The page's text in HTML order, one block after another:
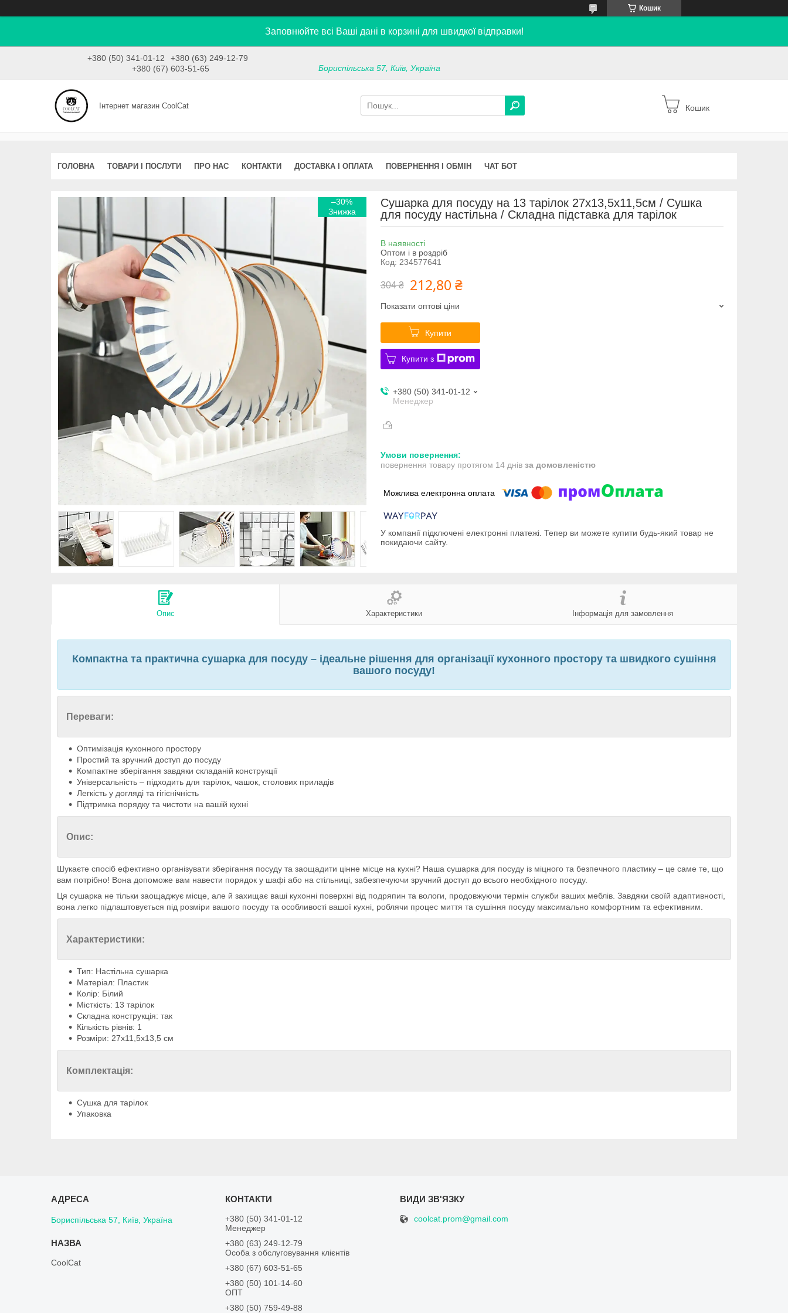
Кошик
Заповнюйте всі Ваші дані в корзині для швидкої відправки!
+380 (50) 341-01-12
+380 (63) 249-12-79
+380 (67) 603-51-65
Бориспільська 57, Київ, Україна
Інтернет магазин CoolCat Кошик
ГОЛОВНА ТОВАРИ І ПОСЛУГИ ПРО НАС КОНТАКТИ ДОСТАВКА І ОПЛАТА ПОВЕРНЕННЯ І ОБМІН ЧАТ БОТ
–30%
Сушарка для посуду на 13 тарілок 27х13,5х11,5см / Сушка
для посуду настільна / Складна підставка для тарілок
В наявності
Оптом і в роздріб
Код: 234577641
304 ₴ 212,80 ₴
Показати оптові ціни
Купити
Купити з
+380 (50) 341-01-12
Менеджер
повернення товару протягом 14 днів за домовленістю
У компанії підключені електронні платежі. Тепер ви можете купити будь-який товар не
покидаючи сайту.
Опис Характеристики Інформація для замовлення
Компактна та практична сушарка для посуду – ідеальне рішення для організації кухонного простору та швидкого сушіння
вашого посуду!
Переваги:
Оптимізація кухонного простору
Простий та зручний доступ до посуду
Компактне зберігання завдяки складаній конструкції
Універсальність – підходить для тарілок, чашок, столових приладів
Легкість у догляді та гігієнічність
Підтримка порядку та чистоти на вашій кухні
Опис:
Шукаєте спосіб ефективно організувати зберігання посуду та заощадити цінне місце на кухні? Наша сушарка для посуду із міцного та безпечного пластику – це саме те, що
вам потрібно! Вона допоможе вам навести порядок у шафі або на стільниці, забезпечуючи зручний доступ до всього необхідного посуду.
Ця сушарка не тільки заощаджує місце, але й захищає ваші кухонні поверхні від подряпин та вологи, продовжуючи термін служби ваших меблів. Завдяки своїй адаптивності,
вона легко підлаштовується під розміри вашого посуду та особливості вашої кухні, роблячи процес миття та сушіння посуду максимально комфортним та ефективним.
Характеристики:
Тип: Настільна сушарка
Матеріал: Пластик
Колір: Білий
Місткість: 13 тарілок
Складна конструкція: так
Кількість рівнів: 1
Розміри: 27х11,5х13,5 см
Комплектація:
Сушка для тарілок
Упаковка
Бориспільська 57, Київ, Україна
CoolCat
+380 (50) 341-01-12
Менеджер
+380 (63) 249-12-79
Особа з обслуговування клієнтів
+380 (67) 603-51-65
+380 (50) 101-14-60
ОПТ
+380 (50) 759-49-88
coolcat.prom@gmail.com